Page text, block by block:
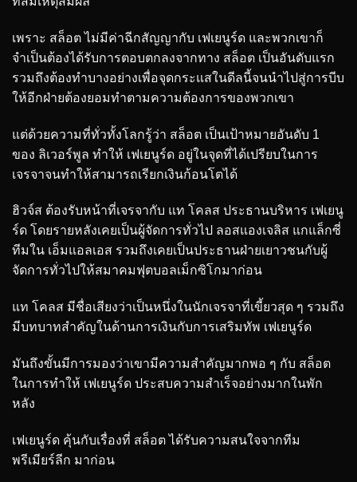
เพราะ สล็อต ไม่มีค่าฉีกสัญญากับ เฟเยนูร์ด และพวกเขาก็
จำเป็นต้องได้รับการตอบตกลงจากทาง สล็อต เป็นอันดับแรก
รวมถึงต้องทำบางอย่างเพื่อจุดกระแสในดีลนี้จนนำไปสู่การบีบ
ให้อีกฝ่ายต้องยอมทำตามความต้องการของพวกเขา
แต่ด้วยความที่ทั่วทั้งโลกรู้ว่า สล็อต เป็นเป้าหมายอันดับ 1
ของ ลิเวอร์พูล ทำให้ เฟเยนูร์ด อยู่ในจุดที่ได้เปรียบในการ
เจรจาจนทำให้สามารถเรียกเงินก้อนโตได้
ฮิวจ์ส ต้องรับหน้าที่เจรจากับ แท โคลส ประธานบริหาร เฟเยนู
ร์ด โดยรายหลังเคยเป็นผู้จัดการทั่วไป ลอสแองเจลิส แกแล็กซี่
ทีมใน เอ็มแอลเอส รวมถึงเคยเป็นประธานฝ่ายเยาวชนกับผู้
จัดการทั่วไปให้สมาคมฟุตบอลเม็กซิโกมาก่อน
แท โคลส มีชื่อเสียงว่าเป็นหนึ่งในนักเจรจาที่เขี้ยวสุด ๆ รวมถึง
มีบทบาทสำคัญในด้านการเงินกับการเสริมทัพ เฟเยนูร์ด
มันถึงขั้นมีการมองว่าเขามีความสำคัญมากพอ ๆ กับ สล็อต
ในการทำให้ เฟเยนูร์ด ประสบความสำเร็จอย่างมากในพัก
หลัง
เฟเยนูร์ด คุ้นกับเรื่องที่ สล็อต ได้รับความสนใจจากทีม
พรีเมียร์ลีก มาก่อน